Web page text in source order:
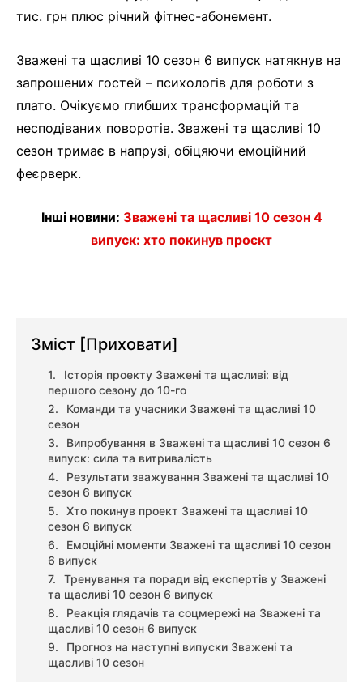
тис. грн плюс річний фітнес-абонемент.
Зважені та щасливі 10 сезон 6 випуск натякнув на
запрошених гостей – психологів для роботи з
плато. Очікуємо глибших трансформацій та
несподіваних поворотів. Зважені та щасливі 10
сезон тримає в напрузі, обіцяючи емоційний
феєрверк.
Інші новини: Зважені та щасливі 10 сезон 4
випуск: хто покинув проєкт
Зміст [Приховати]
Історія проекту Зважені та щасливі: від
першого сезону до 10-го
Команди та учасники Зважені та щасливі 10
сезон
Випробування в Зважені та щасливі 10 сезон 6
випуск: сила та витривалість
Результати зважування Зважені та щасливі 10
сезон 6 випуск
Хто покинув проект Зважені та щасливі 10
сезон 6 випуск
Емоційні моменти Зважені та щасливі 10 сезон
6 випуск
Тренування та поради від експертів у Зважені
та щасливі 10 сезон 6 випуск
Реакція глядачів та соцмережі на Зважені та
щасливі 10 сезон 6 випуск
Прогноз на наступні випуски Зважені та
щасливі 10 сезон